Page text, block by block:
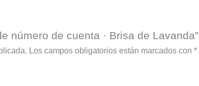
número de cuenta · Brisa de Lavanda”
Los campos obligatorios están marcados con *